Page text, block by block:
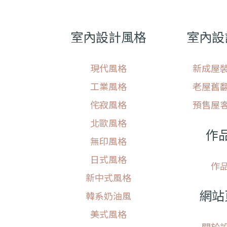
室內設計風格
現代風格
工業風格
侘寂風格
北歐風格
無印風格
日式風格
新中式風格
韓系奶油風
美式風格
室內
新成屋
老屋舊
預售屋
作
作
網